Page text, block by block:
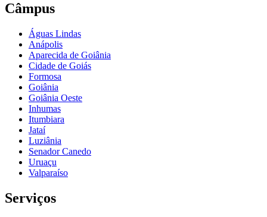
Câmpus
Águas Lindas
Anápolis
Aparecida de Goiânia
Cidade de Goiás
Formosa
Goiânia
Goiânia Oeste
Inhumas
Itumbiara
Jataí
Luziânia
Senador Canedo
Uruaçu
Valparaíso
Serviços